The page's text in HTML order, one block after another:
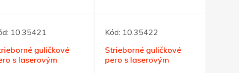
10.35421
guličkové
s laserovým
Kód: 10.35422
Strieborné guličkové
pero s laserovým